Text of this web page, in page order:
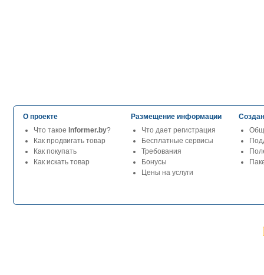
О проекте
Что такое Informer.by?
Как продвигать товар
Как покупать
Как искать товар
Размещение информации
Что дает регистрация
Бесплатные сервисы
Требования
Бонусы
Цены на услуги